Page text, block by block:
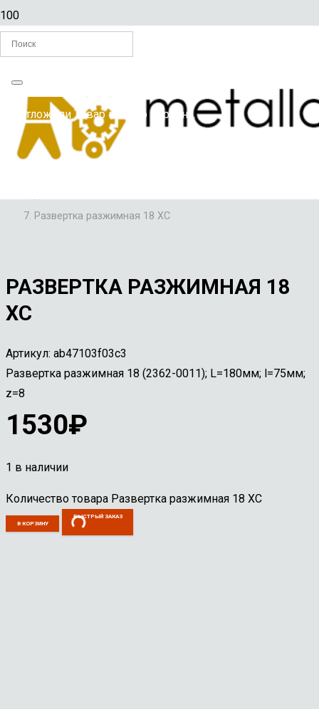
Вы отложилиТоварв свою корзину.
Главная
/
РАЗВЕРТКИ ПО МЕТАЛЛУ
Развертка разжимная 18 ХС
РАЗВЕРТКА РАЗЖИМНАЯ 18
ХС
Артикул: ab47103f03c3
Развертка разжимная 18 (2362-0011); L=180мм; l=75мм;
z=8
1530₽
1 в наличии
Количество товара Развертка разжимная 18 ХС
В КОРЗИНУ
БЫСТРЫЙ ЗАКАЗ